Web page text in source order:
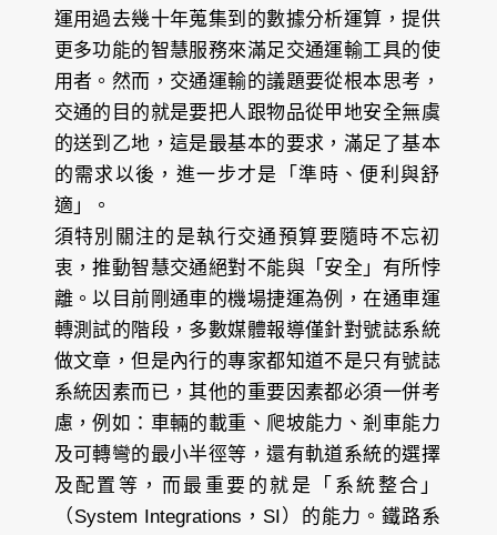
運用過去幾十年蒐集到的數據分析運算，提供
更多功能的智慧服務來滿足交通運輸工具的使
用者。然而，交通運輸的議題要從根本思考，
交通的目的就是要把人跟物品從甲地安全無虞
的送到乙地，這是最基本的要求，滿足了基本
的需求以後，進一步才是「準時、便利與舒
適」。
須特別關注的是執行交通預算要隨時不忘初
衷，推動智慧交通絕對不能與「安全」有所悖
離。以目前剛通車的機場捷運為例，在通車運
轉測試的階段，多數媒體報導僅針對號誌系統
做文章，但是內行的專家都知道不是只有號誌
系統因素而已，其他的重要因素都必須一併考
慮，例如：車輛的載重、爬坡能力、剎車能力
及可轉彎的最小半徑等，還有軌道系統的選擇
及配置等，而最重要的就是「系統整合」
（System Integrations，SI）的能力。鐵路系